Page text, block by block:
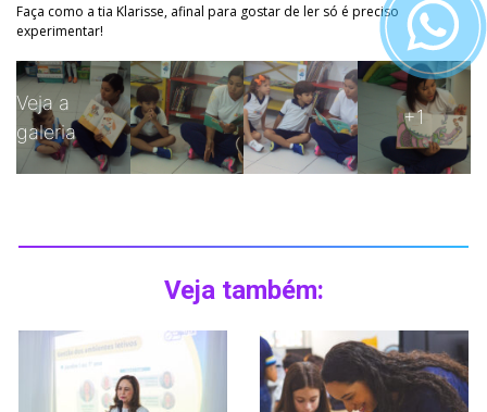
Faça como a tia Klarisse, afinal para gostar de ler só é preciso
experimentar!
Veja a
galeria
+1
Veja também: